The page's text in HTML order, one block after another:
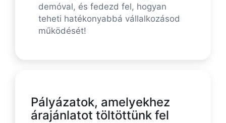
demóval, és fedezd fel, hogyan
teheti hatékonyabbá vállalkozásod
működését!
Pályázatok, amelyekhez
árajánlatot töltöttünk fel